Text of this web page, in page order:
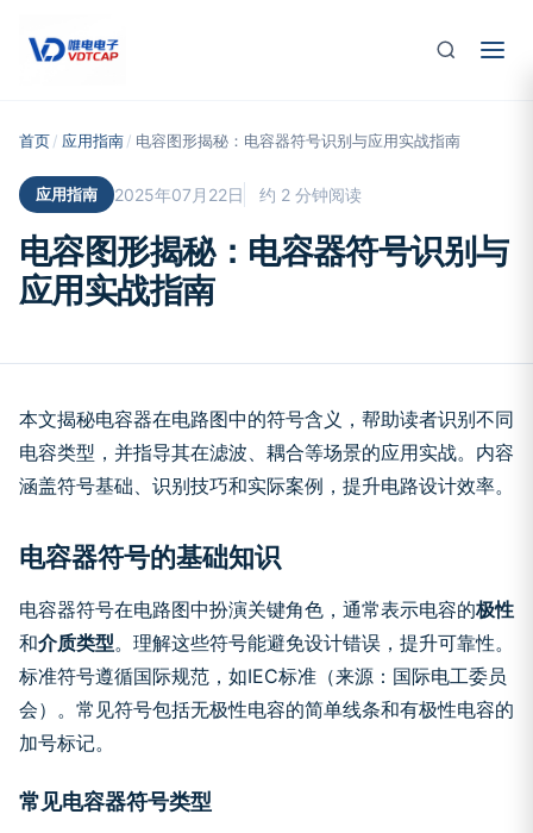
首页 / 应用指南 / 电容图形揭秘：电容器符号识别与应用实战指南
应用指南 2025年07月22日 约 2 分钟阅读
电容图形揭秘：电容器符号识别与
应用实战指南
本文揭秘电容器在电路图中的符号含义，帮助读者识别不同
电容类型，并指导其在滤波、耦合等场景的应用实战。内容
涵盖符号基础、识别技巧和实际案例，提升电路设计效率。
电容器符号的基础知识
电容器符号在电路图中扮演关键角色，通常表示电容的极性
和介质类型。理解这些符号能避免设计错误，提升可靠性。
标准符号遵循国际规范，如IEC标准（来源：国际电工委员
会）。常见符号包括无极性电容的简单线条和有极性电容的
加号标记。
常见电容器符号类型